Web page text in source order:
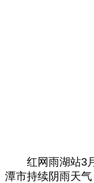
红网雨湖站3月
潭市持续阴雨天